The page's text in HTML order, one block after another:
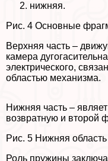
нижняя.
Рис. 4 Основные
Верхняя часть –
камера
электрического,
областью механизма.
Нижняя часть –
возвратную и второй
Рис. 5 Нижняя область
Роль пружины